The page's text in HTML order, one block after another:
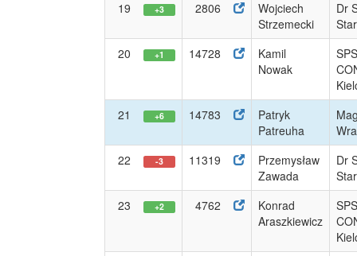
19 +3 2806
Wojciech
Strzemecki
Dr
20
+1 14728
Kamil
Nowak
SPS
21
+6 14783
Patryk
Patreuha
22
-3 11319
Przemysław
Zawada
Dr
23
+2 4762
Konrad
Araszkiewicz
SPS